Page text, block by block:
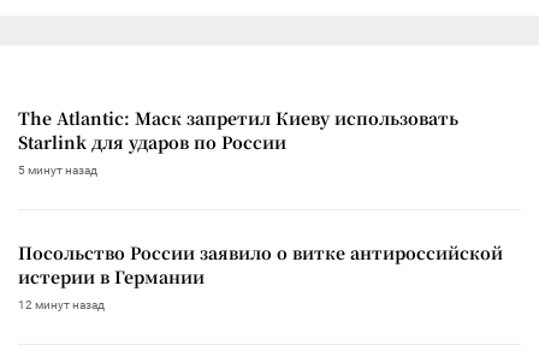
The Atlantic: Маск запретил Киеву использовать
Starlink для ударов по России
5 минут назад
Посольство России заявило о витке антироссийской
истерии в Германии
12 минут назад